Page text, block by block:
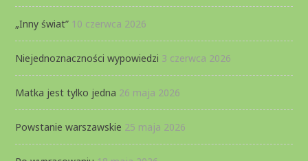
„Inny świat” 10 czerwca 2026
Niejednoznaczności wypowiedzi 3 czerwca 2026
Matka jest tylko jedna 26 maja 2026
Powstanie warszawskie 25 maja 2026